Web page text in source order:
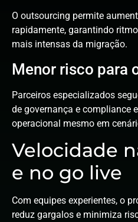
O outsourcing permite
rapidamente, garantindo
mais intensas da migração.
Menor risco para
Parceiros especializados
de governança e compliance
operacional mesmo em
Velocidade
e no go live
Com equipes experientes, o
reduz gargalos e minimiza